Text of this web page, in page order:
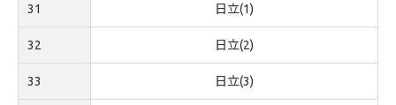
31 日立(1)
32 日立(2)
33 日立(3)